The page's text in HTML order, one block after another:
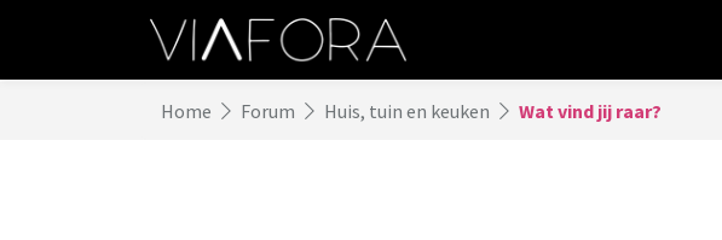
Home Forum Huis, tuin en keuken Wat vind jij raar?